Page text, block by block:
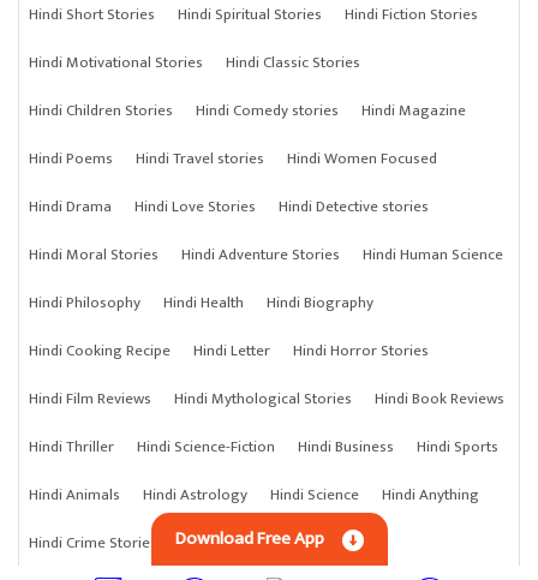
Hindi Short Stories Hindi Spiritual Stories
Hindi Fiction Stories
Hindi Motivational Stories
Hindi Classic Stories
Hindi Children Stories
Hindi Comedy stories
Hindi Magazine
Hindi Poems
Hindi Travel stories
Hindi Women Focused
Hindi Drama
Hindi Love Stories
Hindi Detective stories
Hindi Moral Stories
Hindi Adventure Stories
Hindi Human Science
Hindi Philosophy
Hindi Health
Hindi Biography
Hindi Cooking Recipe
Hindi Letter
Hindi Horror Stories
Hindi Film Reviews
Hindi Mythological Stories
Hindi Book Reviews
Hindi Thriller
Hindi Science-Fiction Hindi Business
Hindi Sports
Hindi Animals
Hindi Astrology Hindi Science
Hindi Anything
Hindi Crime Stories
Download Free App